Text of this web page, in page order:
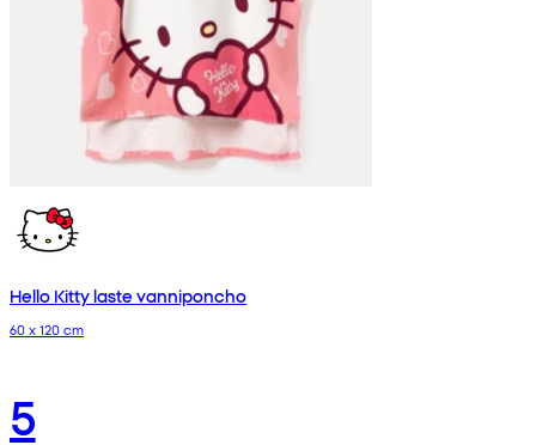
Hello Kitty laste vanniponcho
60 x 120 cm
5